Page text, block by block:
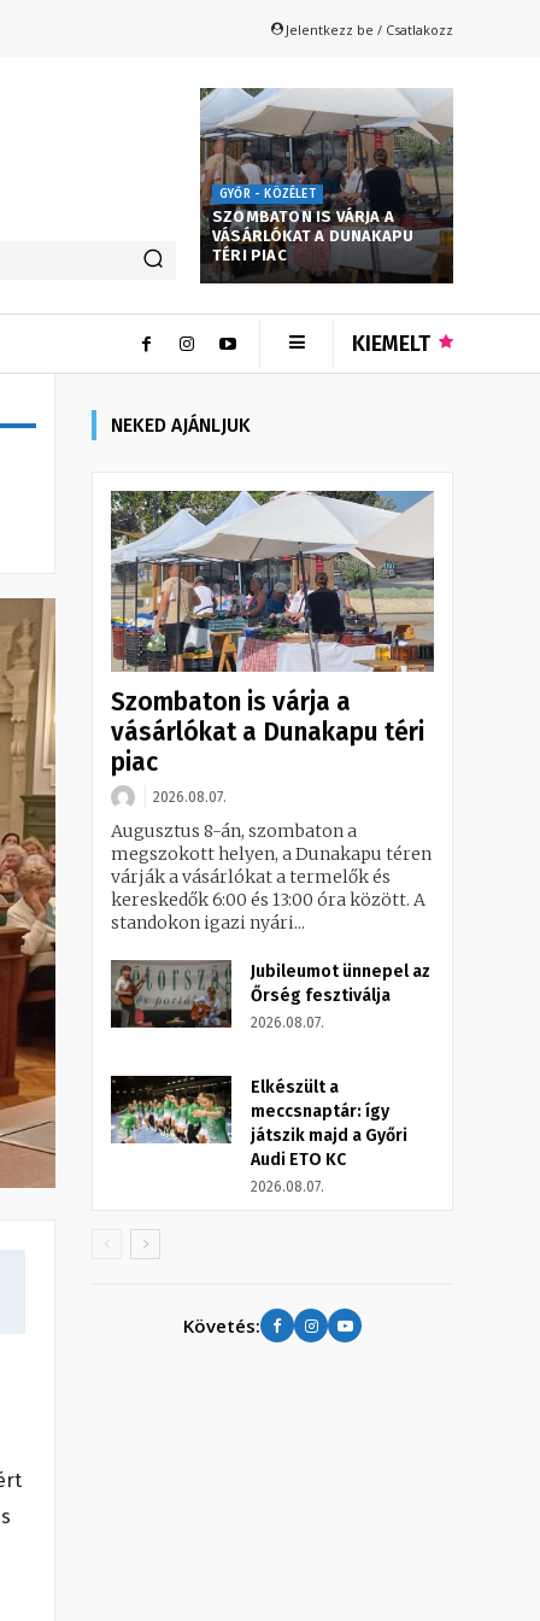
Jelentkezz be / Csatlakozz
GYŐR - KÖZÉLET
SZOMBATON IS VÁRJA A
VÁSÁRLÓKAT A DUNAKAPU
TÉRI PIAC
KIEMELT
NEKED AJÁNLJUK
Szombaton is várja a
vásárlókat a Dunakapu téri
piac
2026.08.07.
Augusztus 8-án, szombaton a
megszokott helyen, a Dunakapu téren
várják a vásárlókat a termelők és
kereskedők 6:00 és 13:00 óra között. A
standokon igazi nyári...
Jubileumot ünnepel az
Őrség fesztiválja
2026.08.07.
Elkészült a
meccsnaptár: így
játszik majd a Győri
Audi ETO KC
2026.08.07.
Követés: